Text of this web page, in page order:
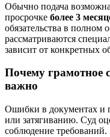
Обычно подача
просрочке более 3
обязательства в полном
рассматриваются
зависит от конкретных
Почему грамотное
важно
Ошибки в документах и
или затягиванию. Суд
соблюдение требований.